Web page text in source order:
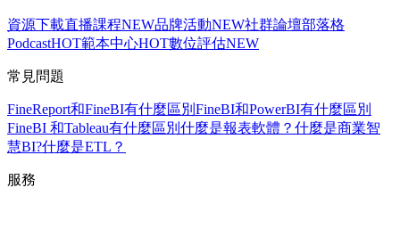
資源下載直播課程NEW品牌活動NEW社群論壇部落格
PodcastHOT範本中心HOT數位評估NEW
常見問題
FineReport和FineBI有什麼區別 FineBI和PowerBI有什麼區別
FineBI 和Tableau有什麼區別 什麼是報表軟體？ 什麼是商業智
慧BI?什麼是ETL？
服務